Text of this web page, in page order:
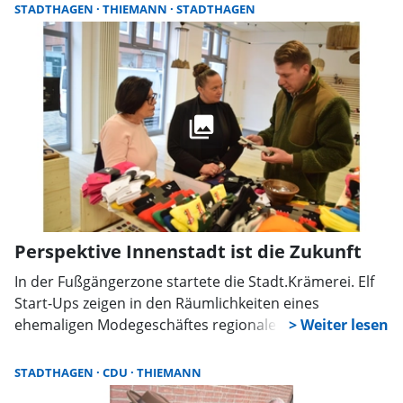
suchte sie auch das Gespräch mit der
Staatsanwaltschaft Bückeburg, um das Bewusstsein für
die Problematik zu schärfen.
STADTHAGEN THIEMANN STADTHAGEN
Perspektive Innenstadt ist die Zukunft
In der Fußgängerzone startete die Stadt.Krämerei. Elf
Start-Ups zeigen in den Räumlichkeiten eines
ehemaligen Modegeschäftes regionale Produkte. In
arbeiten Bewohner vom Ostring im Verkauf (wir
berichteten). Da die Landtagsabgeordnete Colette
STADTHAGEN CDU THIEMANN